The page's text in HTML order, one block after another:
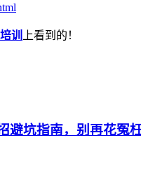
训 上看到的！
避坑指南，别再花冤